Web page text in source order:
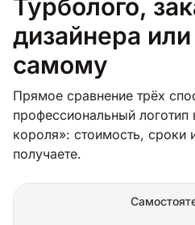
Турболого,
дизайнера
самому
Прямое сравнение трёх
профессиональный
короля»: стоимость, сроки
получаете.